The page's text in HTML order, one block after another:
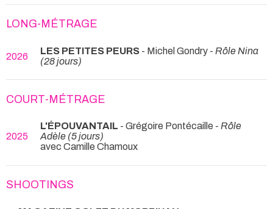
LONG-MÉTRAGE
2026 LES PETITES PEURS - Michel Gondry - Rôle Nina
(28 jours)
COURT-MÉTRAGE
2025
L'ÉPOUVANTAIL - Grégoire Pontécaille - Rôle
Adèle (5 jours)
avec Camille Chamoux
SHOOTINGS